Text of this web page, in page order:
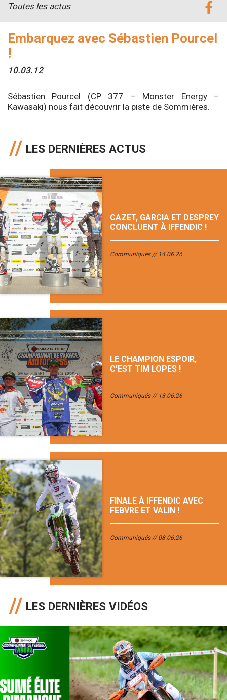
Embarquez avec Sébastien Pourcel
!
10.03.12
Toutes les actus
Sébastien Pourcel (CP 377 – Monster Energy –
Kawasaki) nous fait découvrir la piste de Sommières.
LES DERNIÈRES ACTUS
CAZET, GARCIA ET DESPREY
CONCLUENT À IFFENDIC !
Communiqués 14.06.26
LE CHAMPION ESPOIR,
C’EST TIM LOPES !
Communiqués 13.06.26
FINALE À IFFENDIC AVEC
FEBVRE ET VALIN !
Communiqués 08.06.26
LES DERNIÈRES VIDÉOS